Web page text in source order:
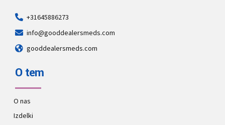
+31645886273
info@gooddealersmeds.com
gooddealersmeds.com
O tem
O nas
Izdelki